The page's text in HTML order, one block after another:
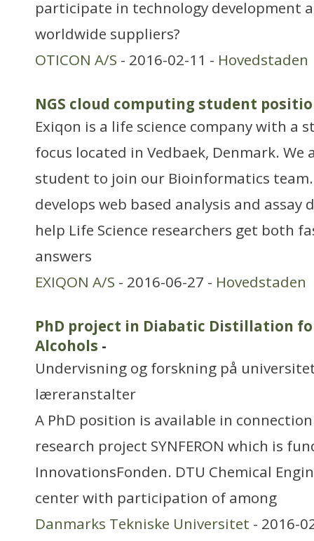
participate in technology development
worldwide suppliers?
OTICON A/S - 2016-02-11 - Hovedstaden
NGS cloud computing student
Exiqon is a life science company with a
focus located in Vedbaek, Denmark. We
student to join our Bioinformatics
develops web based analysis and assay
help Life Science researchers get both
answers
EXIQON A/S - 2016-06-27 - Hovedstaden
PhD project in Diabatic Distillation
Alcohols -
Undervisning og forskning på
læreranstalter
A PhD position is available in
research project SYNFERON which is
InnovationsFonden. DTU Chemical
center with participation of among
Danmarks Tekniske Universitet - 2016-